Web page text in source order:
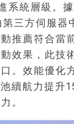
統層級。據
三方伺服器
推薦符合當
效果，此技
。效能優化
續航力提升
。